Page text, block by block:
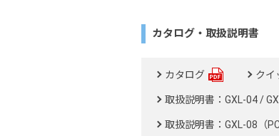
カタログ・取扱説明書
カタログ クイ
取扱説明書：GXL-04 /
取扱説明書：GXL-08（